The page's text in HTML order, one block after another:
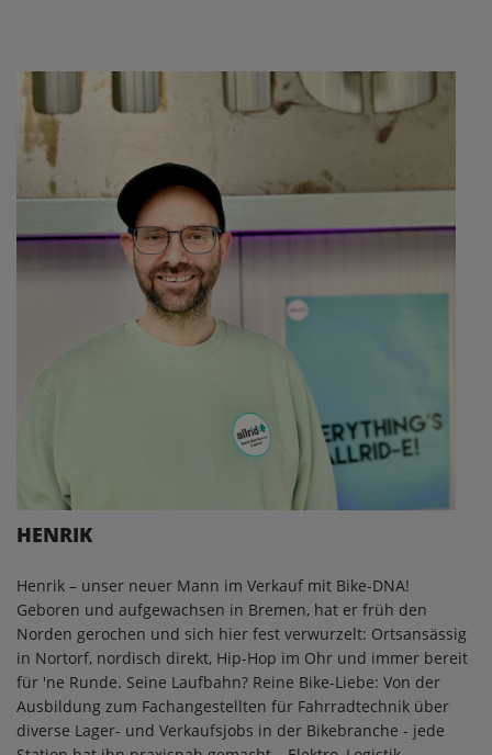
HENRIK
Henrik – unser neuer Mann im Verkauf mit Bike-DNA!
Geboren und aufgewachsen in Bremen, hat er früh den
Norden gerochen und sich hier fest verwurzelt: Ortsansässig
in Nortorf, nordisch direkt, Hip-Hop im Ohr und immer bereit
für 'ne Runde. Seine Laufbahn? Reine Bike-Liebe: Von der
Ausbildung zum Fachangestellten für Fahrradtechnik über
diverse Lager- und Verkaufsjobs in der Bikebranche - jede